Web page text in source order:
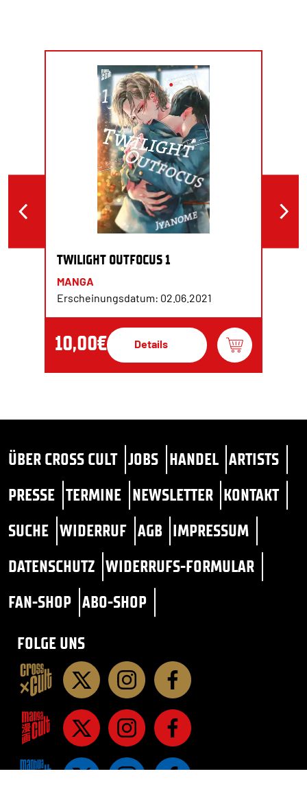
TWILIGHT OUTFOCUS 1
MANGA
Erscheinungsdatum: 02.06.2021
10,00€ Details
ÜBER CROSS CULT JOBS HANDEL ARTISTS
PRESSE TERMINE NEWSLETTER KONTAKT
SUCHE WIDERRUF AGB IMPRESSUM
DATENSCHUTZ WIDERRUFS-FORMULAR
FAN-SHOP ABO-SHOP
FOLGE UNS